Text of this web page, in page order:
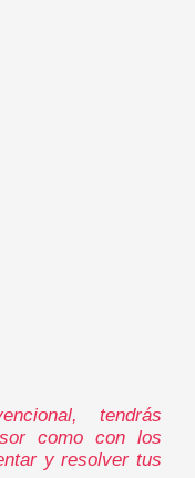
tendrás
como con los
y resolver tus